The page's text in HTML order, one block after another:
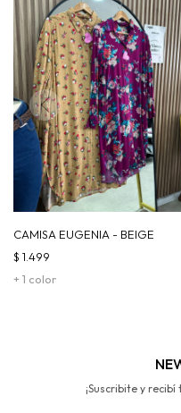
CAMISA EUGENIA - BEIGE
+ 1 color
$ 1.499
¡Suscribite y